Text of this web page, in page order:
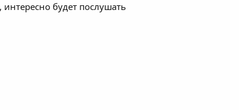
будет послушать